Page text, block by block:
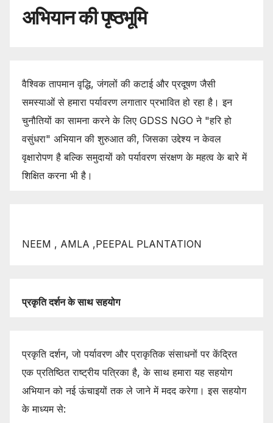
अभियान की पृष्ठभूमि
वैश्विक तापमान वृद्धि, जंगलों की कटाई और प्रदूषण जैसी
समस्याओं से हमारा पर्यावरण लगातार प्रभावित हो रहा है। इन
चुनौतियों का सामना करने के लिए GDSS NGO ने "हरि हो
वसुंधरा" अभियान की शुरुआत की, जिसका उद्देश्य न केवल
वृक्षारोपण है बल्कि समुदायों को पर्यावरण संरक्षण के महत्व के बारे में
शिक्षित करना भी है।
NEEM , AMLA ,PEEPAL PLANTATION
प्रकृतिदर्शनकेसाथसहयोग
प्रकृति दर्शन, जो पर्यावरण और प्राकृतिक संसाधनों पर केंद्रित
एक प्रतिष्ठित राष्ट्रीय पत्रिका है, के साथ हमारा यह सहयोग
अभियान को नई ऊंचाइयों तक ले जाने में मदद करेगा। इस सहयोग
के माध्यम से: